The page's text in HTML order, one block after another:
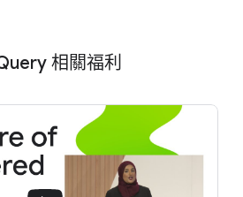
相關福利